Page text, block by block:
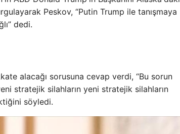
Peskov, “Putin Trump ile tanışmaya
dedi.
alacağı sorusuna cevap verdi, “Bu sorun
stratejik silahların yeni stratejik silahların
söyledi.